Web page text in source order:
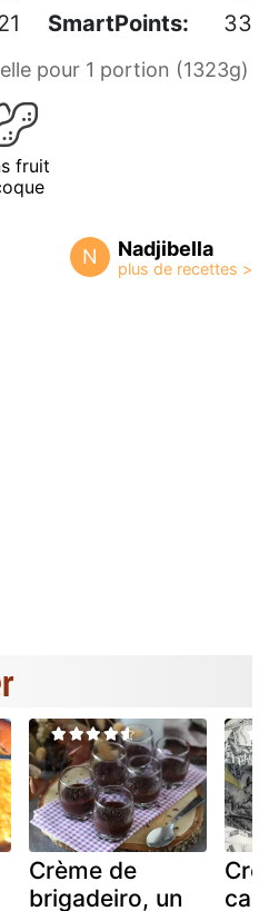
SmartPoints: 33
pour 1 portion (1323g)
fruit
N Nadjibella
Crème de
brigadeiro, un